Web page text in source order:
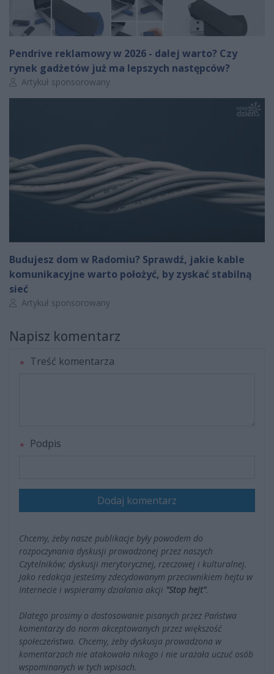
Pendrive reklamowy w 2026 - dalej warto? Czy
rynek gadżetów już ma lepszych następców?
Autor artykułu:
Artykuł sponsorowany
Budujesz dom w Radomiu? Sprawdź, jakie kable
komunikacyjne warto położyć, by zyskać stabilną
sieć
Autor artykułu:
Artykuł sponsorowany
Napisz komentarz
Treść komentarza
Podpis
Dodaj komentarz
Chcemy, żeby nasze publikacje były powodem do
rozpoczynania dyskusji prowadzonej przez naszych
Czytelników; dyskusji merytorycznej, rzeczowej i kulturalnej.
Jako redakcja jesteśmy zdecydowanym przeciwnikiem hejtu w
Internecie i wspieramy działania akcji "Stop hejt".
Dlatego prosimy o dostosowanie pisanych przez Państwa
komentarzy do norm akceptowanych przez większość
społeczeństwa. Chcemy, żeby dyskusja prowadzona w
komentarzach nie atakowała nikogo i nie urażała uczuć osób
wspominanych w tych wpisach.